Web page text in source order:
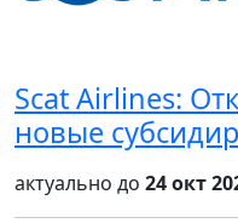
Scat Airlines:
новые
актуально до 24 окт